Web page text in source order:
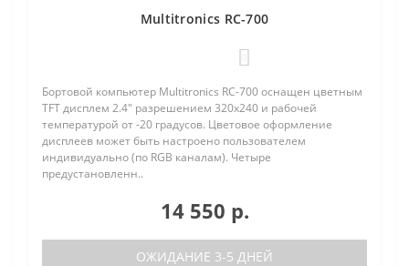
Multitronics RC-700
Бортовой компьютер Multitronics RC-700 оснащен цветным
TFT дисплем 2.4" разрешением 320х240 и рабочей
температурой от -20 градусов. Цветовое оформление
дисплеев может быть настроено пользователем
индивидуально (по RGB каналам). Четыре
предустановленн..
14 550 р.
ОЖИДАНИЕ 3-5 ДНЕЙ